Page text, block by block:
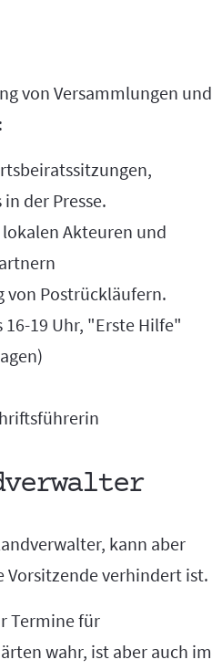
von Versammlungen und
der Presse.
Akteuren und
Postrückläufern.
19 Uhr, "Erste Hilfe"
kann aber
Vorsitzende verhindert ist.
Termine für
wahr, ist aber auch im